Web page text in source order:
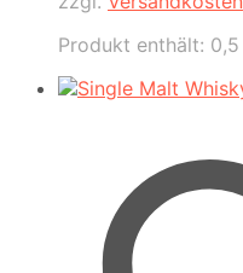
Produkt enthält: 0,5